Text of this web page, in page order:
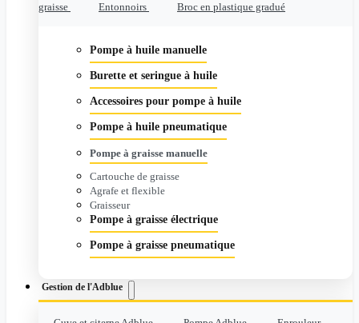
graisse
Entonnoirs Broc en plastique gradué
Pompe à huile manuelle
Burette et seringue à huile
Accessoires pour pompe à huile
Pompe à huile pneumatique
Pompe à graisse manuelle
Cartouche de graisse
Agrafe et flexible
Graisseur
Pompe à graisse électrique
Pompe à graisse pneumatique
Gestion de l'Adblue